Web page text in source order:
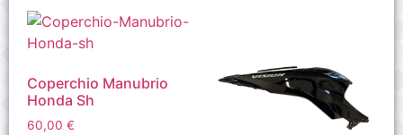
Coperchio Manubrio
Honda Sh
60,00 €